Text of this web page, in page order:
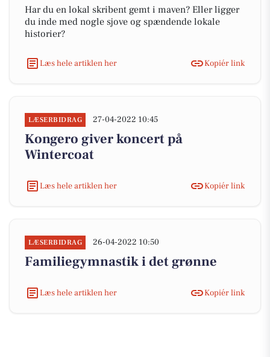
Har du en lokal skribent gemt i maven? Eller ligger
du inde med nogle sjove og spændende lokale
historier?
Læs hele artiklen her Kopiér link
LÆSERBIDRAG 27-04-2022 10:45
Kongero giver koncert på
Wintercoat
Læs hele artiklen her Kopiér link
LÆSERBIDRAG 26-04-2022 10:50
Familiegymnastik i det grønne
Læs hele artiklen her Kopiér link